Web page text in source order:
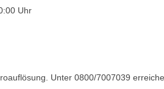
Uhr
Unter 0800/7007039